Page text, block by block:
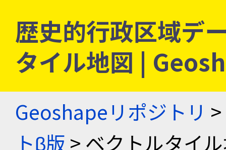
歴史的行政区域デ
タイル地図 |
Geoshapeリポジトリ >
トβ版 > ベクトルタイ